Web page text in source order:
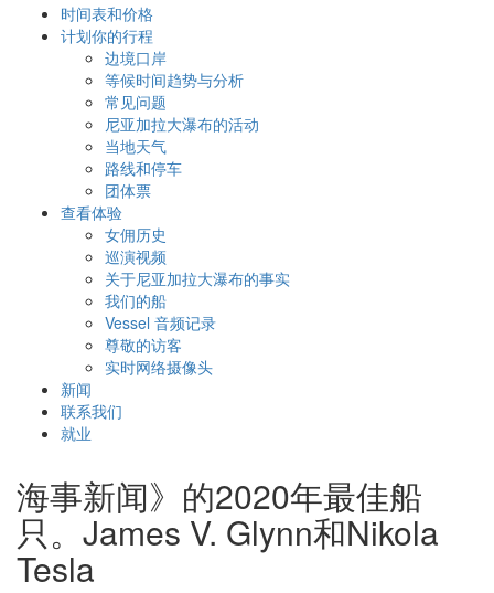
时间表和价格
计划你的行程
边境口岸
等候时间趋势与分析
常见问题
尼亚加拉大瀑布的活动
当地天气
路线和停车
团体票
查看体验
女佣历史
巡演视频
关于尼亚加拉大瀑布的事实
我们的船
Vessel 音频记录
尊敬的访客
实时网络摄像头
新闻
联系我们
就业
海事新闻》的2020年最佳船
只。James V. Glynn和Nikola
Tesla